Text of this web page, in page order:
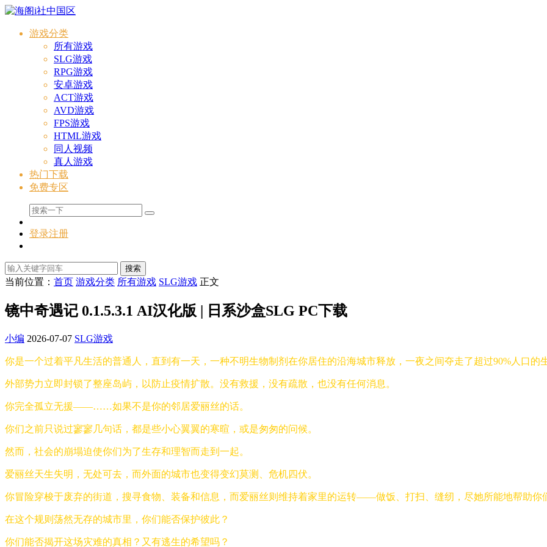
游戏分类
所有游戏
SLG游戏
RPG游戏
安卓游戏
ACT游戏
AVD游戏
FPS游戏
HTML游戏
同人视频
真人游戏
热门下载
免费专区
登录注册
搜索
当前位置： 首页 游戏分类 所有游戏 SLG游戏 正文
镜中奇遇记 0.1.5.3.1 AI汉化版 | 日系沙盒SLG PC下载
小编 2026-07-07 SLG游戏
你是一个过着平凡生活的普通人，直到有一天，一种不明生物制剂在你居住的沿海城市释放，一夜之间夺走了超过90%人口的
外部势力立即封锁了整座岛屿，以防止疫情扩散。没有救援，没有疏散，也没有任何消息。
你完全孤立无援——……如果不是你的邻居爱丽丝的话。
你们之前只说过寥寥几句话，都是些小心翼翼的寒暄，或是匆匆的问候。
然而，社会的崩塌迫使你们为了生存和理智而走到一起。
爱丽丝天生失明，无处可去，而外面的城市也变得变幻莫测、危机四伏。
你冒险穿梭于废弃的街道，搜寻食物、装备和信息，而爱丽丝则维持着家里的运转——做饭、打扫、缝纫，尽她所能地帮助你
在这个规则荡然无存的城市里，你们能否保护彼此？
你们能否揭开这场灾难的真相？又有逃生的希望吗？